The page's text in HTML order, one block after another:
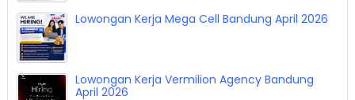
Lowongan Kerja Mega Cell Bandung April 2026
Lowongan Kerja Vermilion Agency Bandung
April 2026